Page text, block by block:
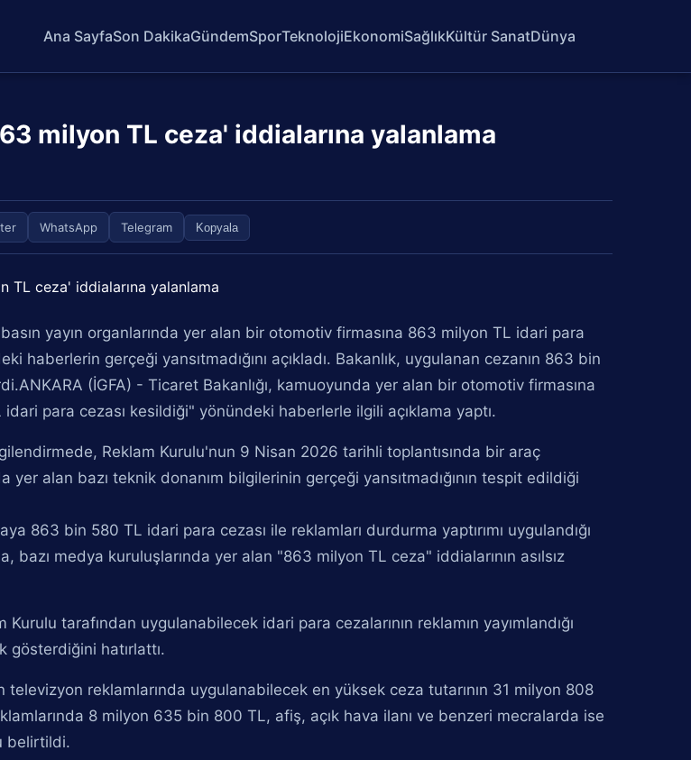
Ana SayfaSon DakikaGündemSporTeknolojiEkonomiSağlıkKültür SanatDünya
milyon TL ceza' iddialarına yalanlama
WhatsApp Telegram Kopyala
basın yayın organlarında yer alan bir otomotiv firmasına 863 milyon TL idari para
haberlerin gerçeği yansıtmadığını açıkladı. Bakanlık, uygulanan cezanın 863 bin
(İGFA) - Ticaret Bakanlığı, kamuoyunda yer alan bir otomotiv firmasına
para cezası kesildiği" yönündeki haberlerle ilgili açıklama yaptı.
Reklam Kurulu'nun 9 Nisan 2026 tarihli toplantısında bir araç
yer alan bazı teknik donanım bilgilerinin gerçeği yansıtmadığının tespit edildiği
863 bin 580 TL idari para cezası ile reklamları durdurma yaptırımı uygulandığı
bazı medya kuruluşlarında yer alan "863 milyon TL ceza" iddialarının asılsız
Kurulu tarafından uygulanabilecek idari para cezalarının reklamın yayımlandığı
gösterdiğini hatırlattı.
televizyon reklamlarında uygulanabilecek en yüksek ceza tutarının 31 milyon 808
8 milyon 635 bin 800 TL, afiş, açık hava ilanı ve benzeri mecralarda ise
belirtildi.